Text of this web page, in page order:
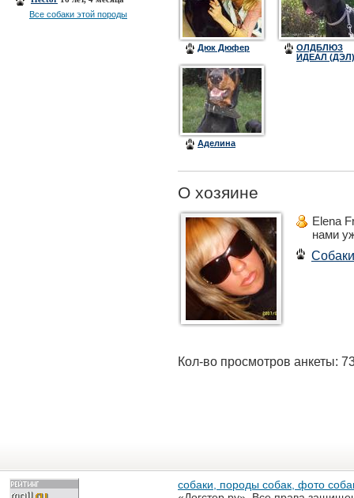
Все собаки этой породы
Дюк Дюфер
ОЛДБЛЮЗ
ИДЕАЛ (ДЭЛ)
Аделина
О хозяине
Elena
нами
Собаки
Кол-во просмотров анкеты:
собаки, породы собак, фото